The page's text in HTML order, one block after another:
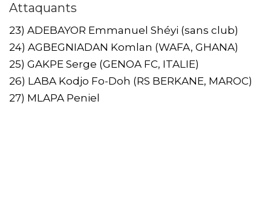
Attaquants
23) ADEBAYOR Emmanuel Shéyi (sans club)
24) AGBEGNIADAN Komlan (WAFA, GHANA)
25) GAKPE Serge (GENOA FC, ITALIE)
26) LABA Kodjo Fo-Doh (RS BERKANE, MAROC)
27) MLAPA Peniel